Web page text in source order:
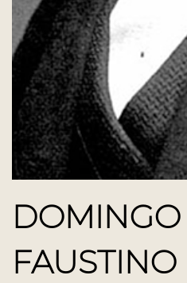
DOMINGO
FAUSTINO